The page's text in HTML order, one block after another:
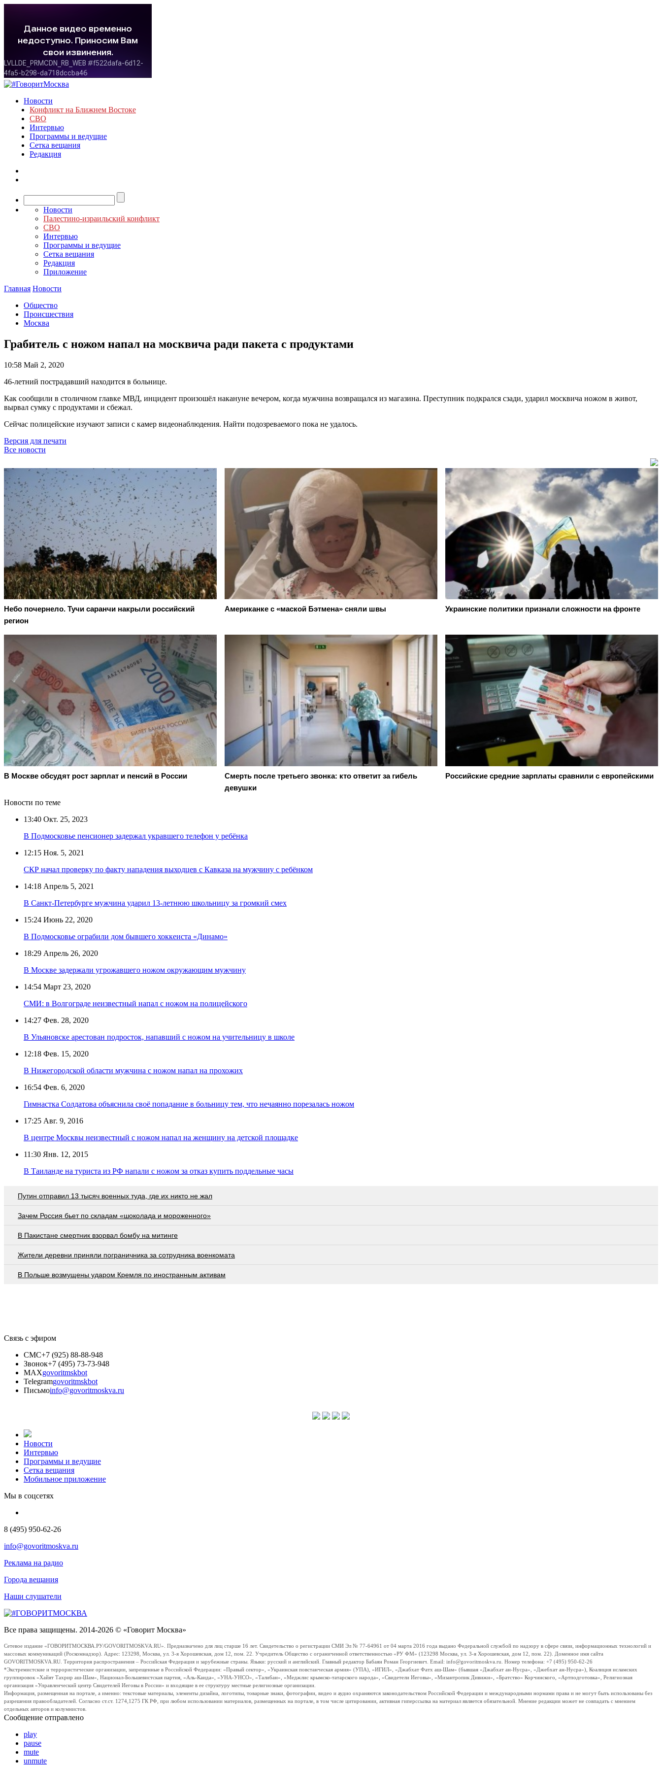
Новости
Конфликт на Ближнем Востоке
СВО
Интервью
Программы и ведущие
Сетка вещания
Редакция
Новости
Палестино-израильский конфликт
СВО
Интервью
Программы и ведущие
Сетка вещания
Редакция
Приложение
Главная Новости
Общество
Происшествия
Москва
Грабитель с ножом напал на москвича ради пакета с продуктами
10:58 Май 2, 2020
46-летний пострадавший находится в больнице.
Как сообщили в столичном главке МВД, инцидент произошёл накануне вечером, когда мужчина возвращался из магазина. Преступник подкрался сзади, ударил москвича ножом в живот,
вырвал сумку с продуктами и сбежал.
Сейчас полицейские изучают записи с камер видеонаблюдения. Найти подозреваемого пока не удалось.
Версия для печати
Все новости
Небо почернело. Тучи саранчи накрыли российский
регион
Американке с «маской Бэтмена» сняли швы Украинские политики признали сложности на фронте
В Москве обсудят рост зарплат и пенсий в России
Смерть после третьего звонка: кто ответит за гибель
девушки
Российские средние зарплаты сравнили с европейскими
Новости по теме
13:40 Окт. 25, 2023
В Подмосковье пенсионер задержал укравшего телефон у ребёнка
12:15 Ноя. 5, 2021
СКР начал проверку по факту нападения выходцев с Кавказа на мужчину с ребёнком
14:18 Апрель 5, 2021
В Санкт-Петербурге мужчина ударил 13-летнюю школьницу за громкий смех
15:24 Июнь 22, 2020
В Подмосковье ограбили дом бывшего хоккеиста «Динамо»
18:29 Апрель 26, 2020
В Москве задержали угрожавшего ножом окружающим мужчину
14:54 Март 23, 2020
СМИ: в Волгограде неизвестный напал с ножом на полицейского
14:27 Фев. 28, 2020
В Ульяновске арестован подросток, напавший с ножом на учительницу в школе
12:18 Фев. 15, 2020
В Нижегородской области мужчина с ножом напал на прохожих
16:54 Фев. 6, 2020
Гимнастка Солдатова объяснила своё попадание в больницу тем, что нечаянно порезалась ножом
17:25 Авг. 9, 2016
В центре Москвы неизвестный с ножом напал на женщину на детской площадке
11:30 Янв. 12, 2015
В Таиланде на туриста из РФ напали с ножом за отказ купить поддельные часы
Путин отправил 13 тысяч военных туда, где их никто не жал
Зачем Россия бьет по складам «шоколада и мороженного»
В Пакистане смертник взорвал бомбу на митинге
Жители деревни приняли пограничника за сотрудника военкомата
В Польше возмущены ударом Кремля по иностранным активам
Связь с эфиром
СМС+7 (925) 88-88-948
Звонок+7 (495) 73-73-948
MAXgovoritmskbot
Telegramgovoritmskbot
Письмоinfo@govoritmoskva.ru
Новости
Интервью
Программы и ведущие
Сетка вещания
Мобильное приложение
Мы в соцсетях
8 (495) 950-62-26
info@govoritmoskva.ru
Реклама на радио
Города вещания
Наши слушатели
Все права защищены. 2014-2026 © «Говорит Москва»
Сетевое издание «ГОВОРИТМОСКВА.РУ/GOVORITMOSKVA.RU». Предназначено для лиц старше 16 лет. Свидетельство о регистрации СМИ Эл № 77-64961 от 04 марта 2016 года выдано Федеральной службой по надзору в сфере связи, информационных технологий и
массовых коммуникаций (Роскомнадзор). Адрес: 123298, Москва, ул. 3-я Хорошевская, дом 12, пом. 22. Учредитель Общество с ограниченной ответственностью «РУ ФМ» (123298 Москва, ул. 3-я Хорошевская, дом 12, пом. 22). Доменное имя сайта
GOVORITMOSKVA.RU. Территория распространения – Российская Федерация и зарубежные страны. Языки: русский и английский. Главный редактор Бабаян Роман Георгиевич. Email: info@govoritmoskva.ru. Номер телефона: +7 (495) 950-62-26
*Экстремистские и террористические организации, запрещенные в Российской Федерации: «Правый сектор», «Украинская повстанческая армия» (УПА), «ИГИЛ», «Джабхат Фатх аш-Шам» (бывшая «Джабхат ан-Нусра», «Джебхат ан-Нусра»), Коалиция исламских
группировок «Хайят Тахрир аш-Шам», Национал-Большевистская партия, «Аль-Каида», «УНА-УНСО», «Талибан», «Меджлис крымско-татарского народа», «Свидетели Иеговы», «Мизантропик Дивижн», «Братство» Корчинского, «Артподготовка», Религиозная
организация «Управленческий центр Свидетелей Иеговы в России» и входящие в ее структуру местные религиозные организации.
Информация, размещенная на портале, а именно: текстовые материалы, элементы дизайна, логотипы, товарные знаки, фотографии, видео и аудио охраняются законодательством Российской Федерации и международными нормами права и не могут быть использованы без
разрешения правообладателей. Согласно ст.ст. 1274,1275 ГК РФ, при любом использовании материалов, размещенных на портале, в том числе цитировании, активная гиперссылка на материал является обязательной. Мнение редакции может не совпадать с мнением
отдельных авторов и колумнистов.
Сообщение отправлено
play
pause
mute
unmute